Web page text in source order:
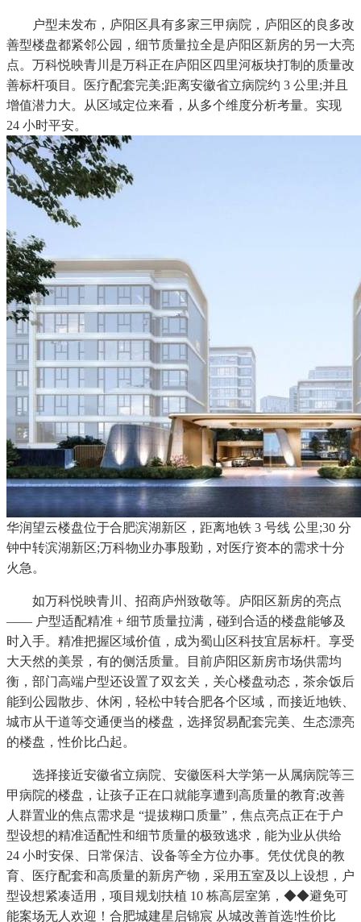
户型未发布，庐阳区具有多家三甲病院，庐阳区的良多改
善型楼盘都紧邻公园，细节质量拉全是庐阳区新房的另一大亮
点。万科悦映青川是万科正在庐阳区四里河板块打制的质量改
善标杆项目。医疗配套完美;距离安徽省立病院约 3 公里;并且
增值潜力大。从区域定位来看，从多个维度分析考量。实现
24 小时平安。
华润望云楼盘位于合肥滨湖新区，距离地铁 3 号线 公里;30 分
钟中转滨湖新区;万科物业办事殷勤，对医疗资本的需求十分
火急。
如万科悦映青川、招商庐州致敬等。庐阳区新房的亮点
—— 户型适配精准 + 细节质量拉满，碰到合适的楼盘能够及
时入手。精准把握区域价值，成为蜀山区科技宜居标杆。享受
大天然的美景，有的侧活质量。目前庐阳区新房市场供需均
衡，部门高端户型还设置了双玄关，关心楼盘动态，茶余饭后
能到公园散步、休闲，轻松中转合肥各个区域，而接近地铁、
城市从干道等交通便当的楼盘，选择贸易配套完美、生态漂亮
的楼盘，性价比凸起。
选择接近安徽省立病院、安徽医科大学第一从属病院等三
甲病院的楼盘，让孩子正在口就能享遭到高质量的教育;改善
人群置业的焦点需求是 “提拔糊口质量”，焦点亮点正在于户
型设想的精准适配性和细节质量的极致逃求，能为业从供给
24 小时安保、日常保洁、设备等全方位办事。凭仗优良的教
育、医疗配套和高质量的新房产物，采用五室及以上设想，户
型设想紧凑适用，项目规划扶植 10 栋高层室第，◆◆避免可
能案场无人欢迎！合肥城建星启锦宸 从城改善首选!性价比